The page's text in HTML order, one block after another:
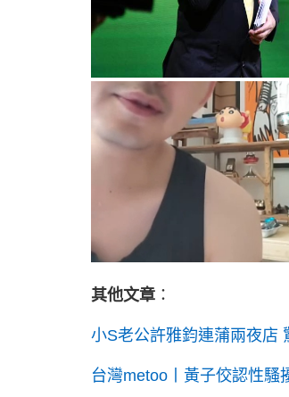
其他文章 ：
小S老公許雅鈞連蒲兩夜店
台灣metoo丨黃子佼認性騷